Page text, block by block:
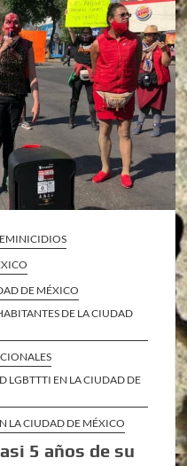
DE MÉXICO
DE LA CIUDAD
LGBTTTI EN LA CIUDAD DE
LA CIUDAD DE MÉXICO
5 años de su